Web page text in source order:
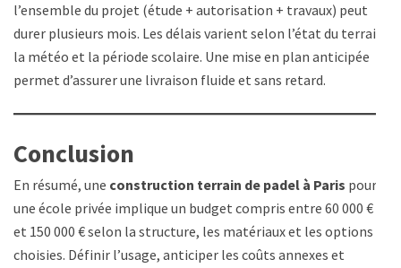
l’ensemble du projet (étude + autorisation + travaux) peut
durer plusieurs mois. Les délais varient selon l’état du terrain,
la météo et la période scolaire. Une mise en plan anticipée
permet d’assurer une livraison fluide et sans retard.
Conclusion
En résumé, une construction terrain de padel à Paris pour
une école privée implique un budget compris entre 60 000 €
et 150 000 € selon la structure, les matériaux et les options
choisies. Définir l’usage, anticiper les coûts annexes et